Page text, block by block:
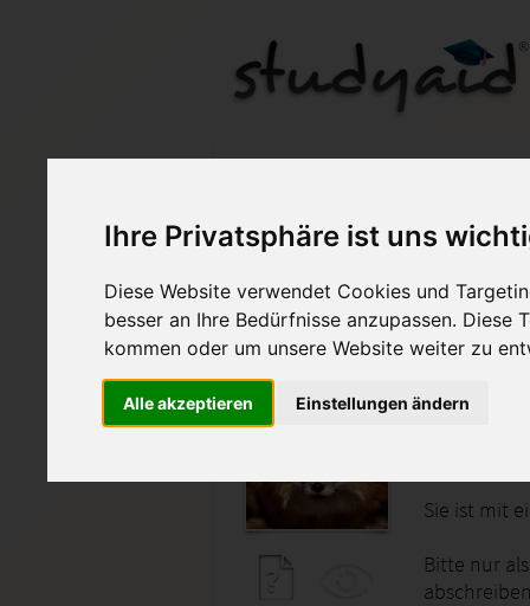
Ihre Privatsphäre ist uns
Diese Website verwendet Cookies und
besser an Ihre Bedürfnisse anzupassen. Diese
kommen oder um unsere Website weiter zu
Alle akzeptieren Einstellungen ändern
Startseite Wirtschaft
Sie ist mit
Bitte nur